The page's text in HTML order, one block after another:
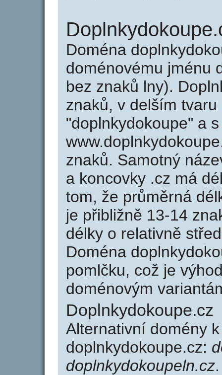
Doména
doménovému jménu
bez znaků lny).
znaků, v delším tvaru
"doplnkydokoupe" a
znaků. Samotný
a koncovky .cz má
tom, že průměrná
je přibližně 13-14
délky o relativně
Doména
pomlčku, což je
doménovým
Doplnkydokoupe.cz
Alternativní domény
doplnkydokoupe.cz:
doplnkydokoupeln.cz.